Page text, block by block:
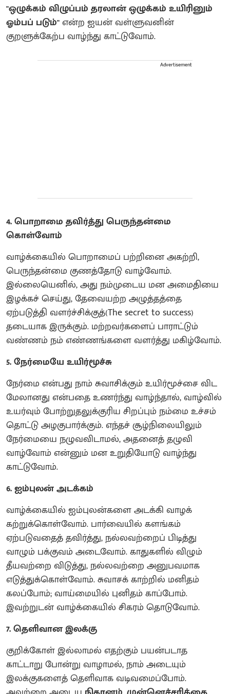
"ஒழுக்கம் விழுப்பம் தரலான் ஒழுக்கம் உயிரினும்
ஓம்பப் படும்"என்ற ஐயன் வள்ளுவனின்
குறளுக்கேற்ப வாழ்ந்து காட்டுவோம்.
Advertisement
4. பொறாமை தவிர்த்து பெருந்தன்மை
கொள்வோம்
வாழ்க்கையில் பொறாமைப் பற்றினை அகற்றி,
பெருந்தன்மை குணத்தோடு வாழ்வோம்.
இல்லையெனில், அது நம்முடைய மன அமைதியை
இழக்கச் செய்து, தேவையற்ற அழுத்தத்தை
ஏற்படுத்தி வளர்ச்சிக்குத்(The secret to success)
தடையாக இருக்கும். மற்றவர்களைப் பாராட்டும்
வண்ணம் நம் எண்ணங்களை வளர்த்து மகிழ்வோம்.
5. நேர்மையே உயிர்மூச்சு
நேர்மை என்பது நாம் சுவாசிக்கும் உயிர்மூச்சை விட
மேலானது என்பதை உணர்ந்து வாழ்ந்தால், வாழ்வில்
உயர்வும் போற்றுதலுக்குரிய சிறப்பும் நம்மை உச்சம்
தொட்டு அழகுபார்க்கும். எந்தச் சூழ்நிலையிலும்
நேர்மையை நழுவவிடாமல், அதனைத் தழுவி
வாழ்வோம் என்னும் மன உறுதியோடு வாழ்ந்து
காட்டுவோம்.
6. ஐம்புலன் அடக்கம்
வாழ்க்கையில் ஐம்புலன்களை அடக்கி வாழக்
கற்றுக்கொள்வோம். பார்வையில் களங்கம்
ஏற்படுவதைத் தவிர்த்து, நல்லவற்றைப் பிடித்து
வாழும் பக்குவம் அடைவோம். காதுகளில் விழும்
தீயவற்றை விடுத்து, நல்லவற்றை அனுபவமாக
எடுத்துக்கொள்வோம். சுவாசக் காற்றில் மனிதம்
கலப்போம்; வாய்மையில் புனிதம் காப்போம்.
இவற்றுடன் வாழ்க்கையில் சிகரம் தொடுவோம்.
7. தெளிவான இலக்கு
குறிக்கோள் இல்லாமல் எதற்கும் பயன்படாத
காட்டாறு போன்று வாழாமல், நாம் அடையும்
இலக்குகளைத் தெளிவாக வடிவமைப்போம்.